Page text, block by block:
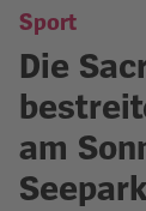
Freiburger
Sport
Die
am